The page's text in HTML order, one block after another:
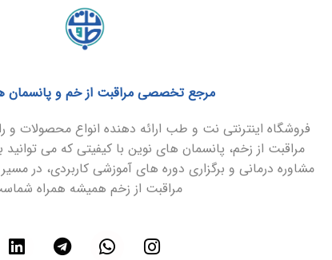
مرجع تخصصی مراقبت از خم و پانسمان
فروشگاه اینترنتی نت و طب ارائه دهنده انواع محصولات
مراقبت از زخم، پانسمان های نوین با کیفیتی که می
مشاوره درمانی و برگزاری دوره های آموزشی کاربردی، در
مراقبت از زخم همیشه همراه